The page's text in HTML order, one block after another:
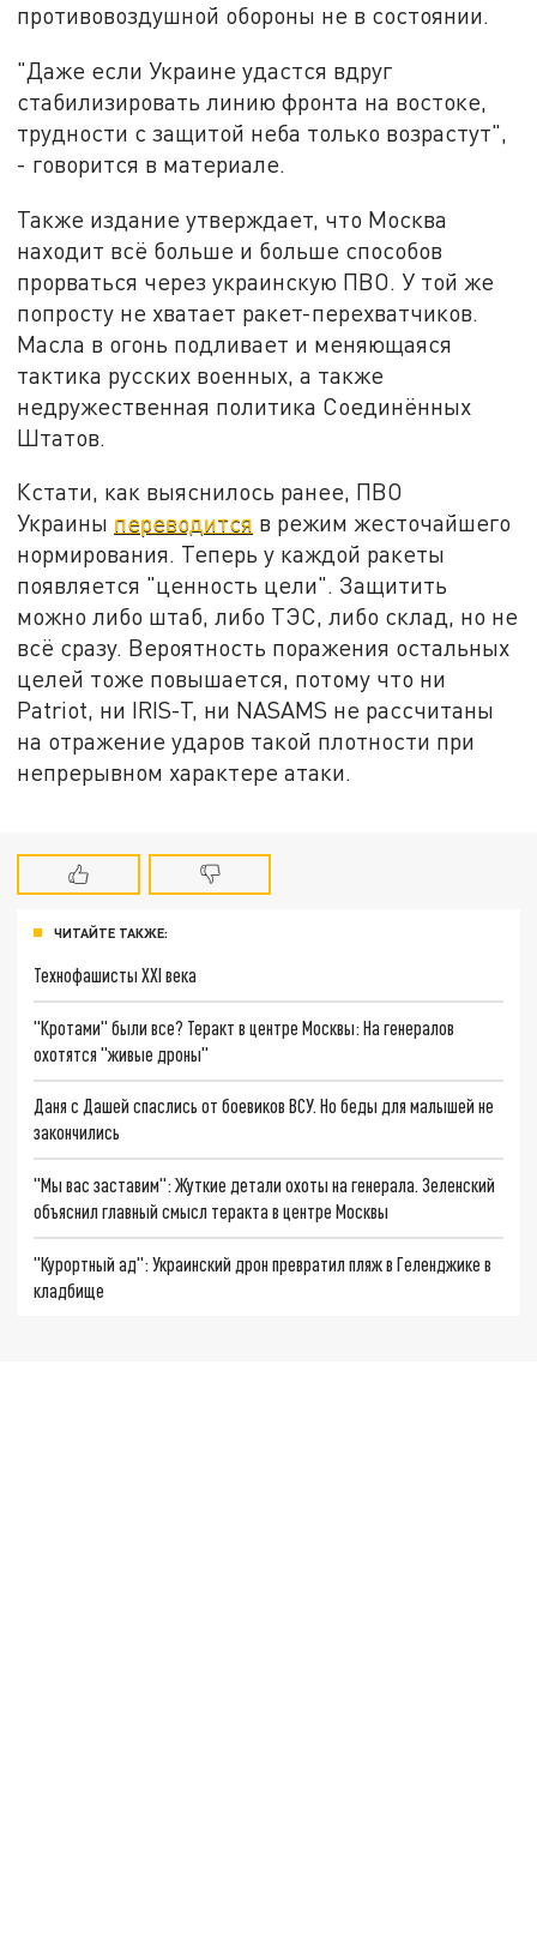
противовоздушной обороны не в состоянии.
"Даже если Украине удастся вдруг
стабилизировать линию фронта на востоке,
трудности с защитой неба только возрастут",
- говорится в материале.
Также издание утверждает, что Москва
находит всё больше и больше способов
прорваться через украинскую ПВО. У той же
попросту не хватает ракет-перехватчиков.
Масла в огонь подливает и меняющаяся
тактика русских военных, а также
недружественная политика Соединённых
Штатов.
Кстати, как выяснилось ранее, ПВО
Украины переводится в режим жесточайшего
нормирования. Теперь у каждой ракеты
появляется "ценность цели". Защитить
можно либо штаб, либо ТЭС, либо склад, но не
всё сразу. Вероятность поражения остальных
целей тоже повышается, потому что ни
Patriot, ни IRIS-T, ни NASAMS не рассчитаны
на отражение ударов такой плотности при
непрерывном характере атаки.
ЧИТАЙТЕ ТАКЖЕ:
Технофашисты XXI века
"Кротами" были все? Теракт в центре Москвы: На генералов
охотятся "живые дроны"
Даня с Дашей спаслись от боевиков ВСУ. Но беды для малышей не
закончились
"Мы вас заставим": Жуткие детали охоты на генерала. Зеленский
объяснил главный смысл теракта в центре Москвы
"Курортный ад": Украинский дрон превратил пляж в Геленджике в
кладбище